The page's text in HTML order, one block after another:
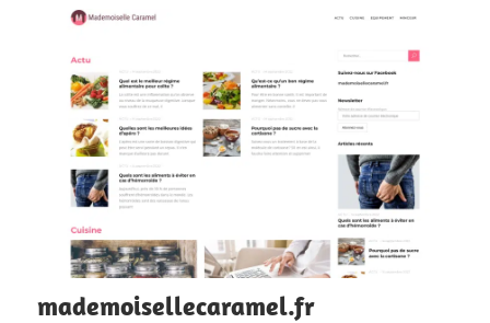
mademoisellecaramel.fr